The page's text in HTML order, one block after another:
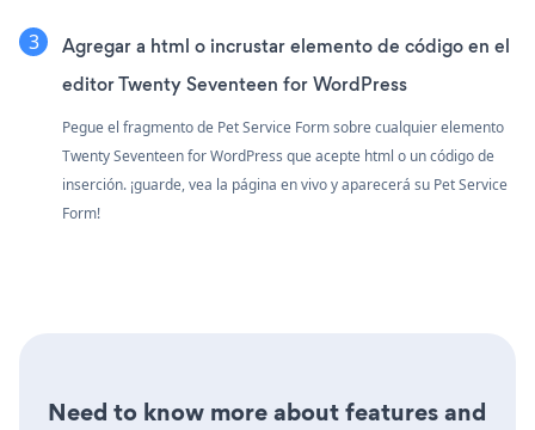
Agregar a html o incrustar elemento de código en el
editor Twenty Seventeen for WordPress
Pegue el fragmento de Pet Service Form sobre cualquier elemento
Twenty Seventeen for WordPress que acepte html o un código de
inserción. ¡guarde, vea la página en vivo y aparecerá su Pet Service
Form!
Need to know more about features and